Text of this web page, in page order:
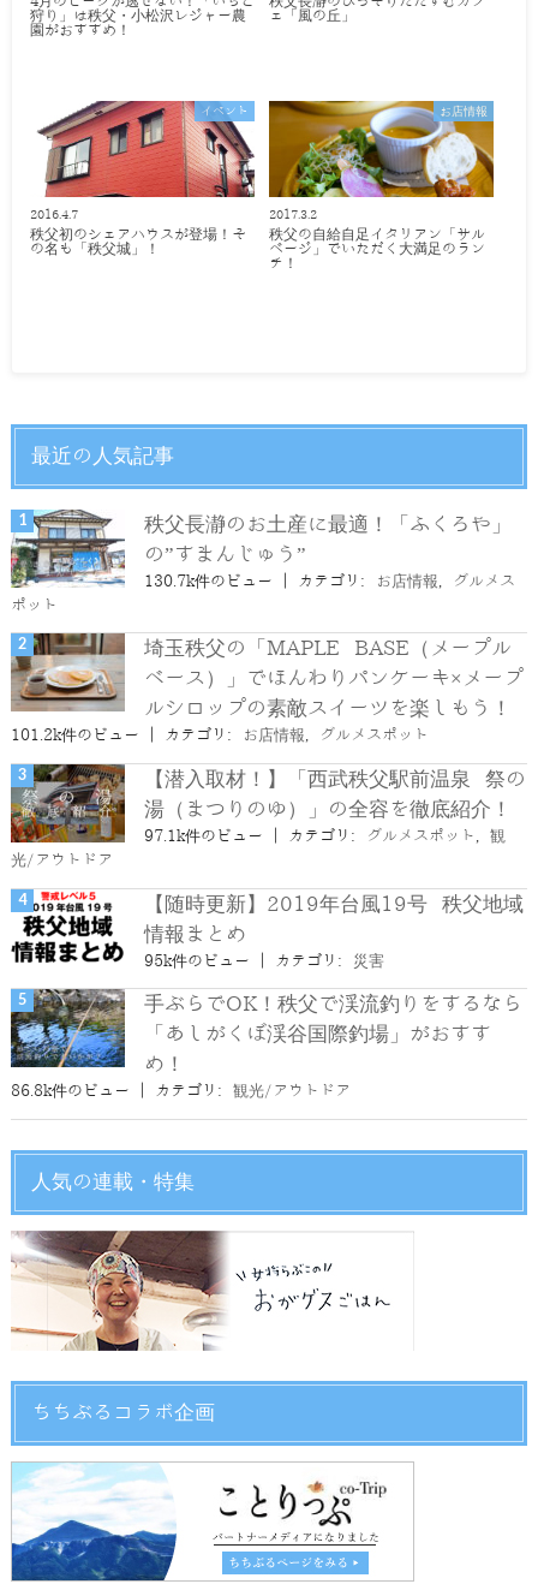
狩り」は秩父・小松沢レジャー農
園がおすすめ！
ェ「風の丘」
イベント
2016.4.7
秩父初のシェアハウスが登場！そ
の名も「秩父城」！
お店情報
2017.3.2
秩父の自給自足イタリアン「サル
ベージ」でいただく大満足のラン
チ！
最近の人気記事
秩父長瀞のお土産に最適！「ふくろや」
の”すまんじゅう”
130.7k件のビュー カテゴリ: お店情報
グルメス
ポット
埼玉秩父の「MAPLE BASE（メープル
ベース）」でほんわりパンケーキ×メープ
ルシロップの素敵スイーツを楽しもう！
101.2k件のビュー カテゴリ: お店情報, グルメスポット
【潜入取材！】「西武秩父駅前温泉 祭の
湯（まつりのゆ）」の全容を徹底紹介！
97.1k件のビュー カテゴリ: グルメスポット , 観
光/アウトドア
【随時更新】2019年台風19号 秩父地域
情報まとめ
95k件のビュー カテゴリ: 災害
手ぶらでOK！秩父で渓流釣りをするなら
「あしがくぼ渓谷国際釣場」がおすす
め！
86.8k件のビュー カテゴリ: 観光/アウトドア
人気の連載・特集
ちちぶるコラボ企画